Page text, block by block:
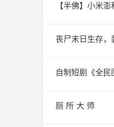
【半佛】小米
丧尸末日生存，
自制短剧《全
厕 所 大 师